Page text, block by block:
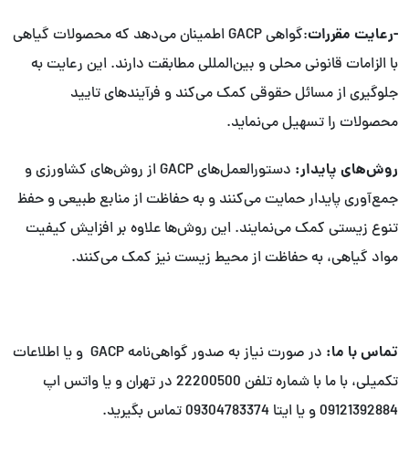
-رعایت مقررات
:گواهی GACP اطمینان می‌دهد که محصولات گیاهی
با الزامات قانونی محلی و بین‌المللی مطابقت دارند. این رعایت به
جلوگیری از مسائل حقوقی کمک می‌کند و فرآیندهای تایید
محصولات را تسهیل می‌نماید.
روش‌های پایدار:
دستورالعمل‌های GACP از روش‌های کشاورزی و
جمع‌آوری پایدار حمایت می‌کنند و به حفاظت از منابع طبیعی و حفظ
تنوع زیستی کمک می‌نمایند. این روش‌ها علاوه بر افزایش کیفیت
مواد گیاهی، به حفاظت از محیط زیست نیز کمک می‌کنند.
تماس با ما:
در صورت نیاز به صدور گواهی‌نامه GACP و یا اطلاعات
تکمیلی، با ما با شماره تلفن 22200500 در تهران و یا واتس اپ
09121392884 و یا ایتا 09304783374 تماس بگیرید.